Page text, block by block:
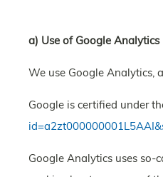
a) Use of Google Analytics
We use Google Analytics,
Google is certified under
Google Analytics uses so-